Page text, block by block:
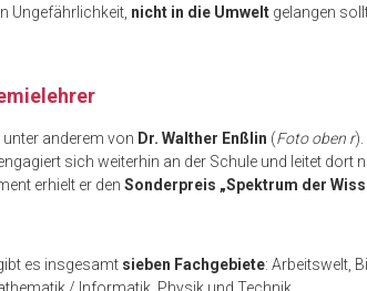
Ungefährlichkeit, nicht in die Umwelt gelangen
anderem von Dr. Walther Enßlin (Foto oben r).
sich weiterhin an der Schule und leitet dort
erhielt er den Sonderpreis „Spektrum der
es insgesamt sieben Fachgebiete: Arbeitswelt,